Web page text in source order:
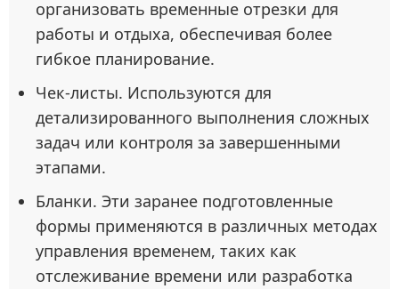
организовать временные отрезки для
работы и отдыха, обеспечивая более
гибкое планирование.
Чек-листы. Используются для
детализированного выполнения сложных
задач или контроля за завершенными
этапами.
Бланки. Эти заранее подготовленные
формы применяются в различных методах
управления временем, таких как
отслеживание времени или разработка